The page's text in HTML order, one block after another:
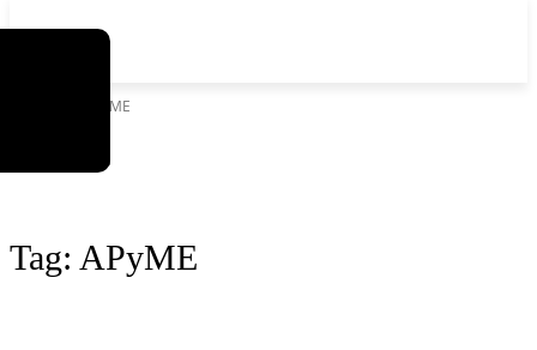
APyME
Tag: APyME